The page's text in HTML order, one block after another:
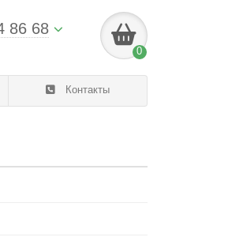
86 68
0
Контакты